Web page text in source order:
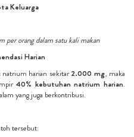
Keluarga
per orang dalam satu kali makan
Harian
natrium harian sekitar2.000 mg, maka
40% kebutuhan natrium harian.
yang juga berkontribusi.
tersebut: